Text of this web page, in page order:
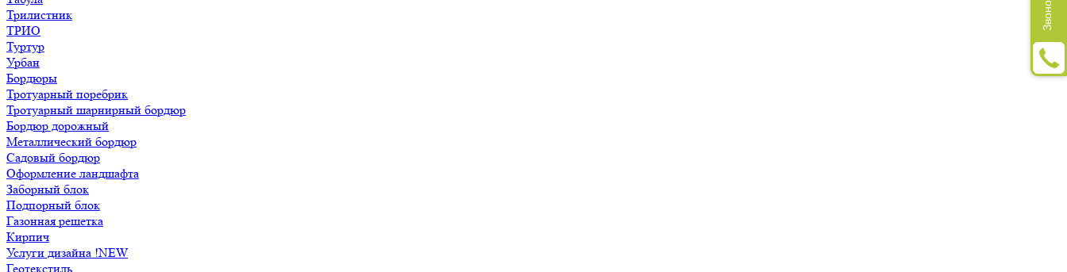
Трилистник
ТРИО
Туртур
Урбан
Бордюры
Тротуарный поребрик
Тротуарный шарнирный бордюр
Бордюр дорожный
Металлический бордюр
Садовый бордюр
Оформление ландшафта
Заборный блок
Подпорный блок
Газонная решетка
Кирпич
Услуги дизайна !NEW
Геотекстиль